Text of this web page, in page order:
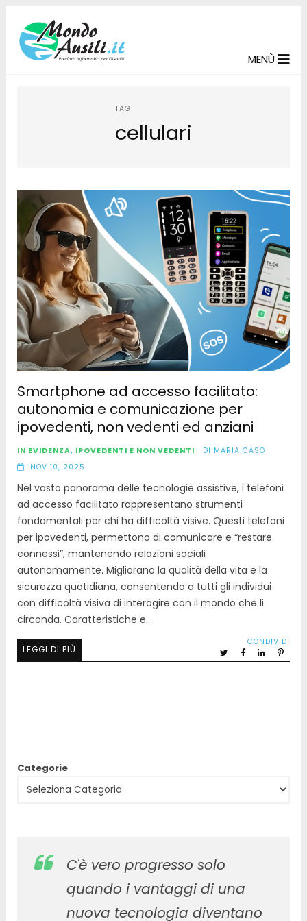
MENÙ
TAG
cellulari
Smartphone ad accesso facilitato:
autonomia e comunicazione per
ipovedenti, non vedenti ed anziani
IN EVIDENZA, IPOVEDENTI E NON VEDENTI DI MARIA CASO
NOV 10, 2025
Nel vasto panorama delle tecnologie assistive, i telefoni
ad accesso facilitato rappresentano strumenti
fondamentali per chi ha difficoltà visive. Questi telefoni
per ipovedenti, permettono di comunicare e “restare
connessi”, mantenendo relazioni sociali
autonomamente. Migliorano la qualità della vita e la
sicurezza quotidiana, consentendo a tutti gli individui
con difficoltà visiva di interagire con il mondo che li
circonda. Caratteristiche e…
LEGGI DI PIÙ
CONDIVIDI
Categorie
C'è vero progresso solo
quando i vantaggi di una
nuova tecnologia diventano